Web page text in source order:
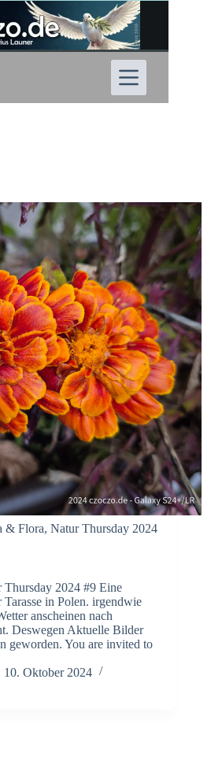
& Flora, Natur Thursday 2024
2024 #9 Eine
in Polen. irgendwie
anscheinen nach
Deswegen Aktuelle Bilder
geworden. You are invited to
10. Oktober 2024